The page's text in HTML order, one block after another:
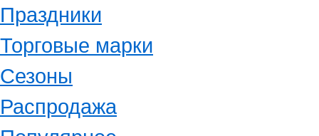
Праздники
Торговые марки
Сезоны
Распродажа